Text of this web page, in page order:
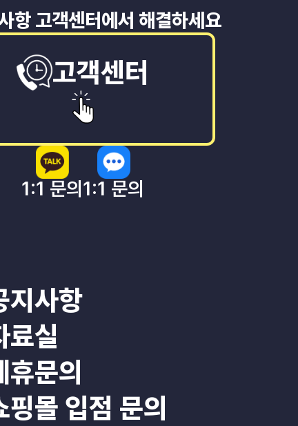
항 고객센터에서 해결하세요
고객센터
1:1 문의 1:1 문의
지사항
료실
휴문의
핑몰 입점 문의